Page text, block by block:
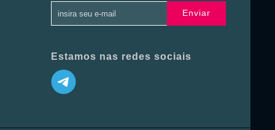
Enviar
Estamos nas redes sociais